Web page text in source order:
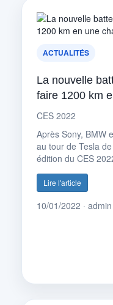
ACTUALITÉS
La nouvelle
faire 1200 km
CES 2022
Après Sony, BMW
au tour de Tesla
édition du CES
Lire l'article
10/01/2022 · admin